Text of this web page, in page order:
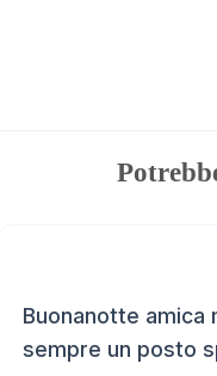
Buonanotte amica
sempre un posto